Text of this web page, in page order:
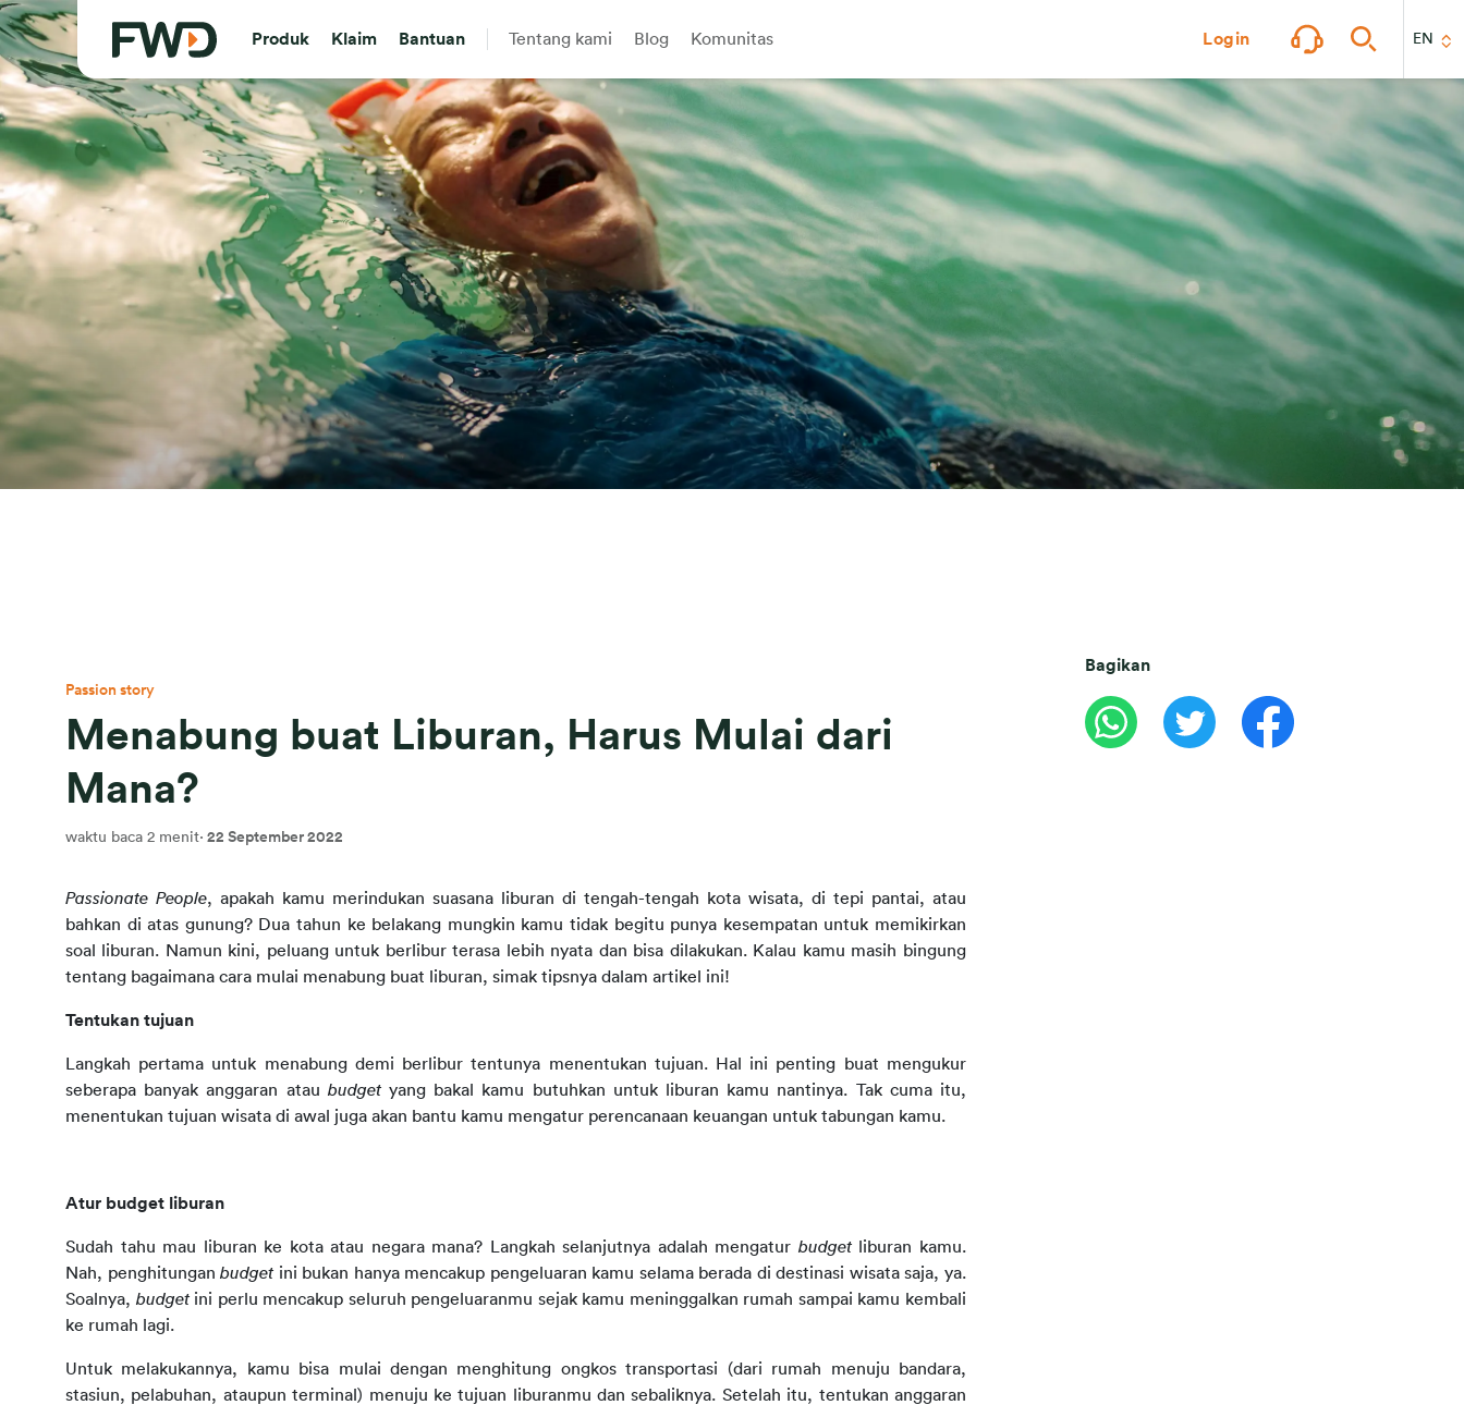
Produk Klaim Bantuan Tentang kami Blog Komunitas Login EN
Passion story
Menabung buat Liburan, Harus Mulai dari
Mana?
waktu baca 2 menit· 22 September 2022
Passionate People, apakah kamu merindukan suasana liburan di tengah-tengah kota wisata, di tepi pantai, atau
bahkan di atas gunung? Dua tahun ke belakang mungkin kamu tidak begitu punya kesempatan untuk memikirkan
soal liburan. Namun kini, peluang untuk berlibur terasa lebih nyata dan bisa dilakukan. Kalau kamu masih bingung
tentang bagaimana cara mulai menabung buat liburan, simak tipsnya dalam artikel ini!
Tentukan tujuan
Langkah pertama untuk menabung demi berlibur tentunya menentukan tujuan. Hal ini penting buat mengukur
seberapa banyak anggaran atau budget yang bakal kamu butuhkan untuk liburan kamu nantinya. Tak cuma itu,
menentukan tujuan wisata di awal juga akan bantu kamu mengatur perencanaan keuangan untuk tabungan kamu.
Atur budget liburan
Sudah tahu mau liburan ke kota atau negara mana? Langkah selanjutnya adalah mengatur budget
liburan kamu.
Nah, penghitungan budget ini bukan hanya mencakup pengeluaran kamu selama berada di destinasi wisata saja, ya.
Soalnya, budget ini perlu mencakup seluruh pengeluaranmu sejak kamu meninggalkan rumah sampai kamu kembali
ke rumah lagi.
Untuk melakukannya, kamu bisa mulai dengan menghitung ongkos transportasi (dari rumah menuju bandara,
stasiun, pelabuhan, ataupun terminal) menuju ke tujuan liburanmu dan sebaliknya. Setelah itu, tentukan anggaran
Bagikan